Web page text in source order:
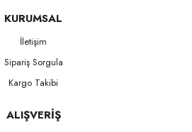
KURUMSAL
İletişim
Sipariş Sorgula
Kargo Takibi
ALIŞVERİŞ